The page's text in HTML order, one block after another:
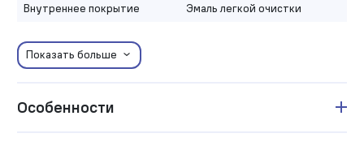
Внутреннее покрытие
Эмаль легкой очистки
Показать больше
Особенности